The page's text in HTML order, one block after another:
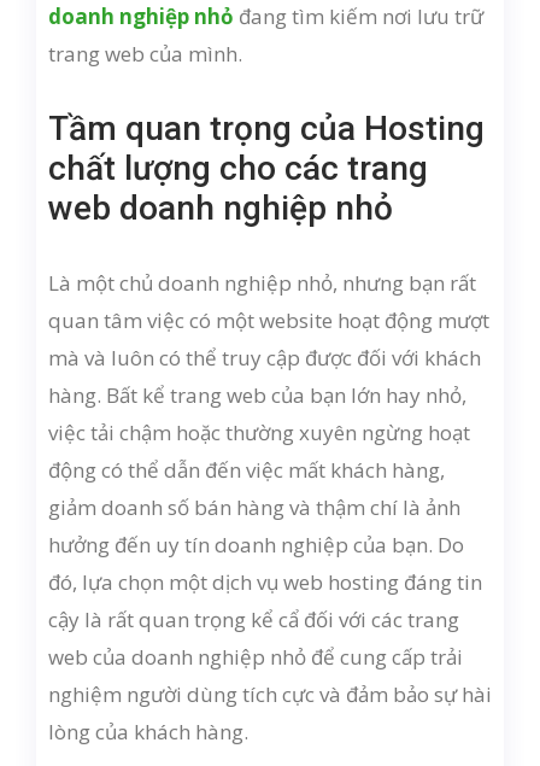
doanh nghiệp nhỏ đang tìm kiếm nơi lưu trữ
trang web của mình.
Tầm quan trọng của Hosting
chất lượng cho các trang
web doanh nghiệp nhỏ
Là một chủ doanh nghiệp nhỏ, nhưng bạn rất
quan tâm việc có một website hoạt động mượt
mà và luôn có thể truy cập được đối với khách
hàng. Bất kể trang web của bạn lớn hay nhỏ,
việc tải chậm hoặc thường xuyên ngừng hoạt
động có thể dẫn đến việc mất khách hàng,
giảm doanh số bán hàng và thậm chí là ảnh
hưởng đến uy tín doanh nghiệp của bạn. Do
đó, lựa chọn một dịch vụ web hosting đáng tin
cậy là rất quan trọng kể cẩ đối với các trang
web của doanh nghiệp nhỏ để cung cấp trải
nghiệm người dùng tích cực và đảm bảo sự hài
lòng của khách hàng.